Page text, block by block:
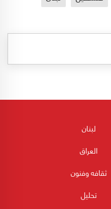
لبنان
العراق
ثقافه وفنون
تحليل